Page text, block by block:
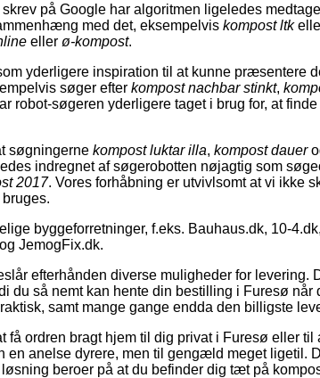
på Google har algoritmen ligeledes
med det, eksempelvis kompost ltk
eller ø-kompost.
yderligere inspiration til at kunne præsentere
søger efter kompost nachbar stinkt,
robot-søgeren yderligere taget i brug for, at
søgningerne kompost luktar illa, kompost dauer
indregnet af søgerobotten nøjagtig som
2017. Vores forhåbning er utvivlsomt at vi ikke
byggeforretninger, f.eks. Bauhaus.dk, 10-
JemogFix.dk.
efterhånden diverse muligheder for levering.
du så nemt kan hente din bestilling i Furesø når
samt mange gange endda den billigste
ordren bragt hjem til dig privat i Furesø eller til
en anelse dyrere, men til gengæld meget ligetil.
beroer på at du befinder dig tæt på